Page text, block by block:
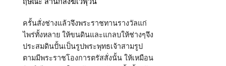
ครั้นสั่งช่างแล้วจึงพระราชทานรางวัลแก่
ไพร่ทั้งหลาย ให้ขนดินและแกลบให้ช่างๆจึง
ประสมดินปั้นเป็นรูปพระพุทธเจ้าสามรูป
ตามมีพระราชโองการตรัสสั่งนั้น ให้เหมือน